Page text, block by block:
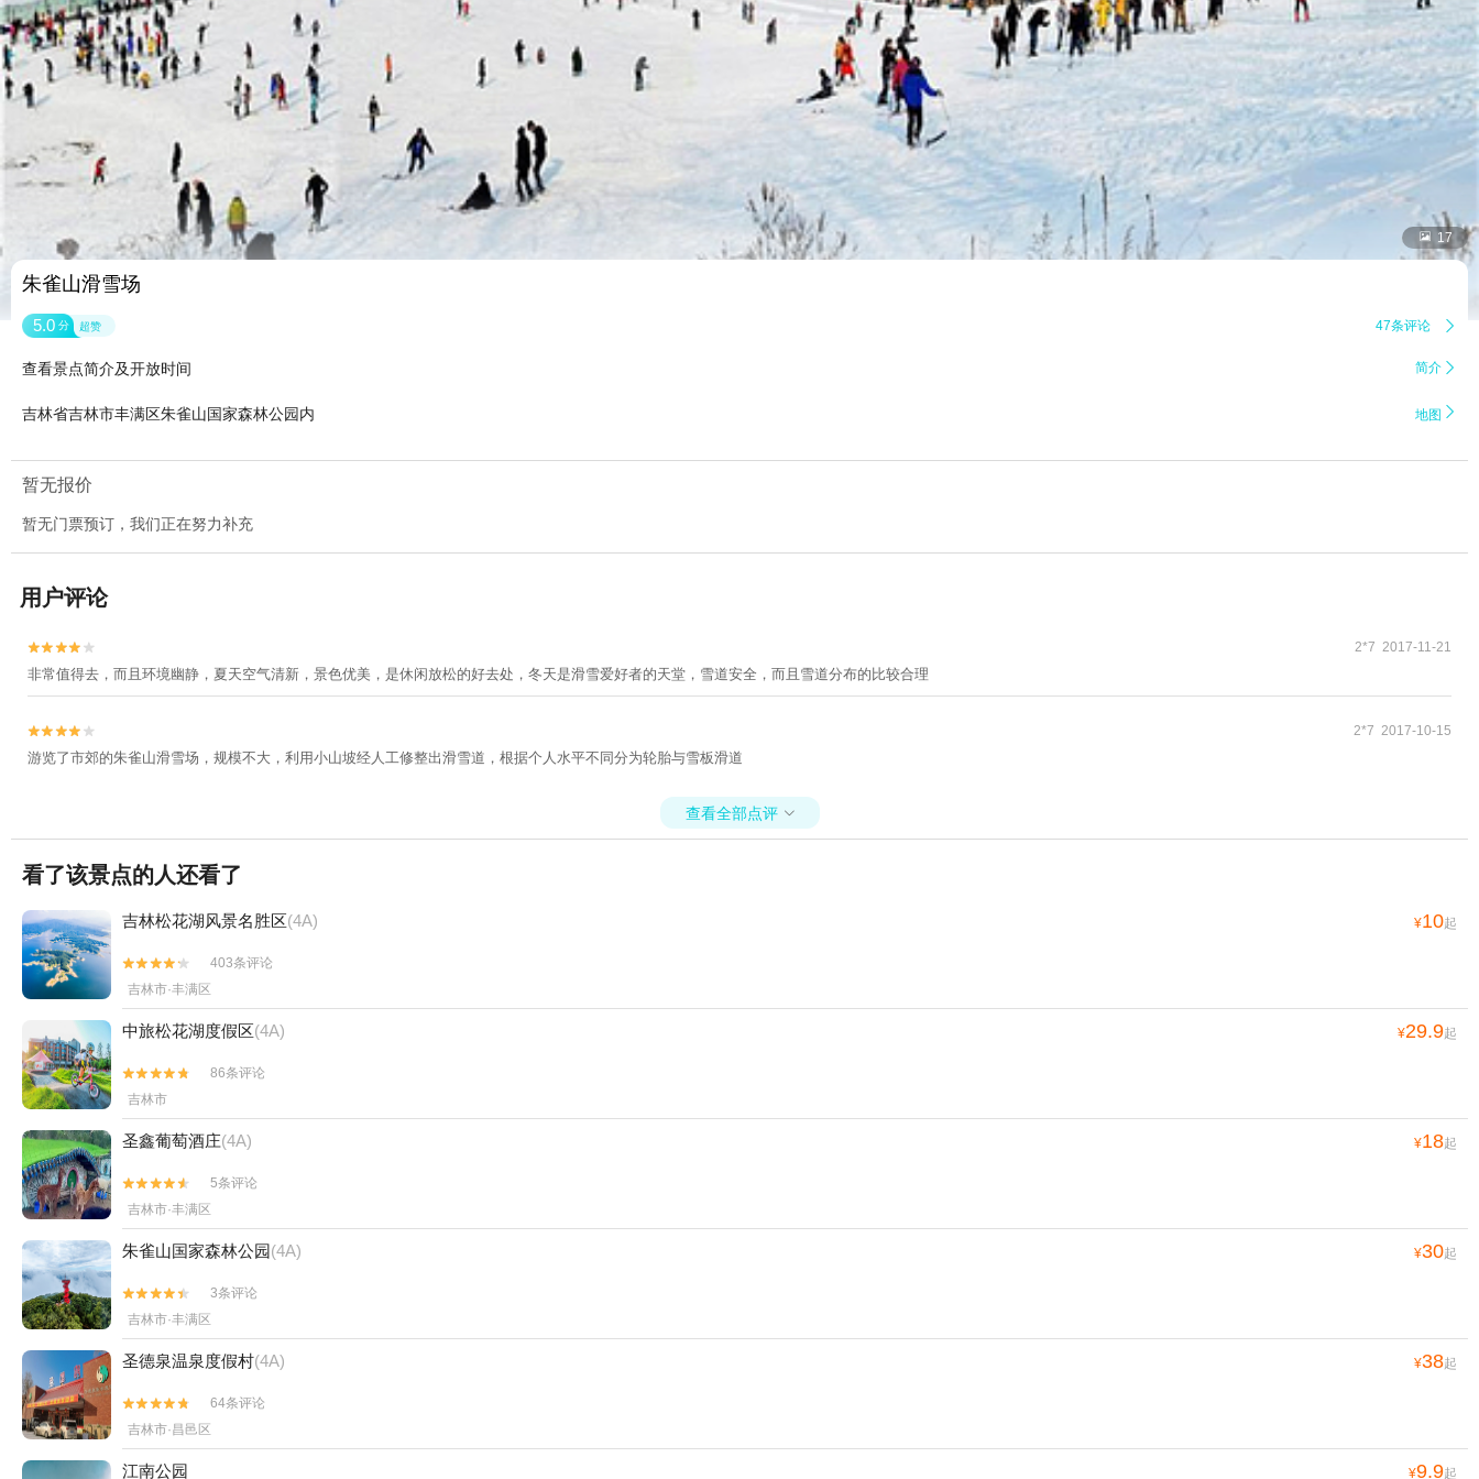
 17
朱雀山滑雪场
5.0 分 超赞 47条评论 
查看景点简介及开放时间 简介 
吉林省吉林市丰满区朱雀山国家森林公园内 地图 
暂无报价
暂无门票预订，我们正在努力补充
用户评论

 2*7 2017-11-21
非常值得去，而且环境幽静，夏天空气清新，景色优美，是休闲放松的好去处，冬天是滑雪爱好者的天堂，雪道安全，而且雪道分布的比较合理

 2*7 2017-10-15
游览了市郊的朱雀山滑雪场，规模不大，利用小山坡经人工修整出滑雪道，根据个人水平不同分为轮胎与雪板滑道
查看全部点评 
看了该景点的人还看了
吉林松花湖风景名胜区(4A) ¥10起


403条评论
吉林市·丰满区
中旅松花湖度假区(4A) ¥29.9起


86条评论
吉林市
圣鑫葡萄酒庄(4A) ¥18起


5条评论
吉林市·丰满区
朱雀山国家森林公园(4A) ¥30起


3条评论
吉林市·丰满区
圣德泉温泉度假村(4A) ¥38起


64条评论
吉林市·昌邑区
江南公园 ¥9.9起